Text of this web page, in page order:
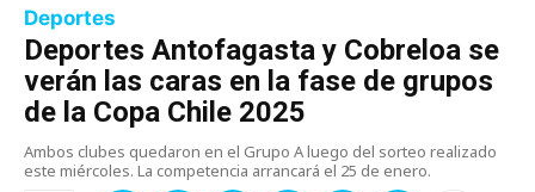
Deportes
Deportes Antofagasta y Cobreloa se
verán las caras en la fase de grupos
de la Copa Chile 2025
Ambos clubes quedaron en el Grupo A luego del sorteo realizado
este miércoles. La competencia arrancará el 25 de enero.